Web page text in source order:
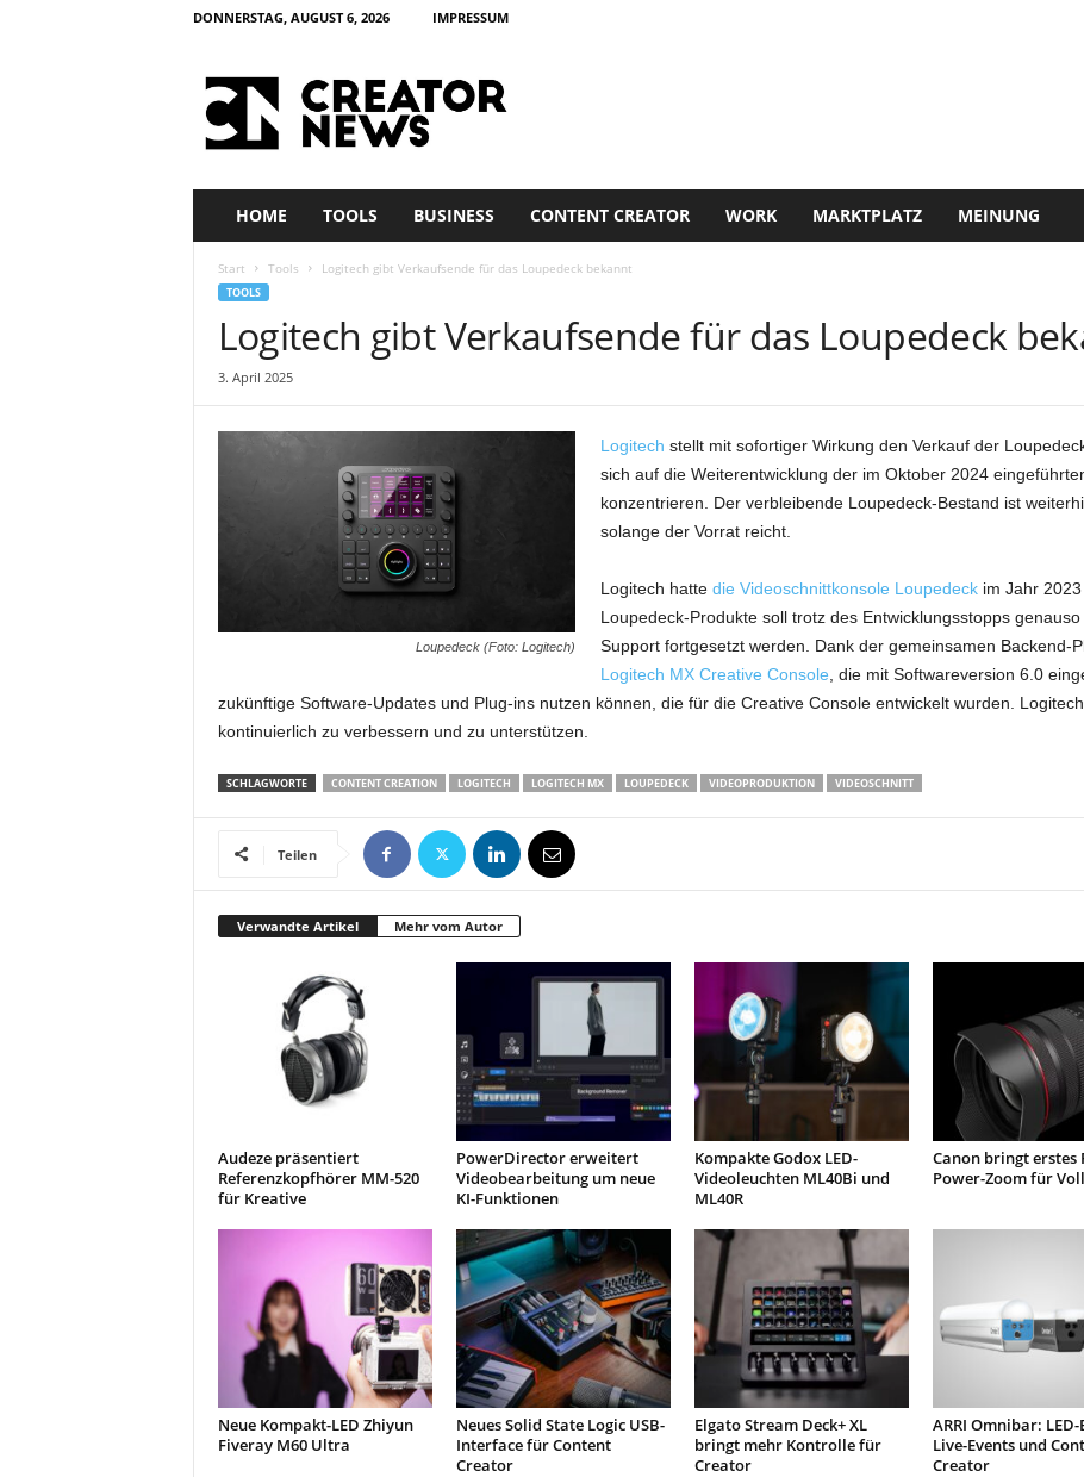
DONNERSTAG, AUGUST 6, 2026 IMPRESSUM
HOME TOOLS BUSINESS CONTENT CREATOR WORK MARKTPLATZ MEINUNG
Start Tools Logitech gibt Verkaufsende für das Loupedeck bekannt
TOOLS
Logitech gibt Verkaufsende für das Loupedeck
3. April 2025
Loupedeck (Foto: Logitech)
Logitech stellt mit sofortiger Wirkung den Verkauf der
sich auf die Weiterentwicklung der im Oktober 2024
konzentrieren. Der verbleibende Loupedeck-Bestand ist
solange der Vorrat reicht.
Logitech hatte die Videoschnittkonsole Loupedeckim Jahr 2023
Loupedeck-Produkte soll trotz des Entwicklungsstopps
Support fortgesetzt werden. Dank der gemeinsamen Backend-
Logitech MX Creative Console , die mit Softwareversion 6.0
zukünftige Software-Updates und Plug-ins nutzen können, die für die Creative Console entwickelt wurden.
kontinuierlich zu verbessern und zu unterstützen.
SCHLAGWORTE CONTENT CREATION LOGITECH LOGITECH MX LOUPEDECK VIDEOPRODUKTION VIDEOSCHNITT
Teilen
Verwandte Artikel Mehr vom Autor
Audeze präsentiert
Referenzkopfhörer MM-520
für Kreative
PowerDirector erweitert
Videobearbeitung um neue
KI-Funktionen
Kompakte Godox LED-
Videoleuchten ML40Bi und
ML40R
Canon bringt erstes
Power-Zoom für
Neue Kompakt-LED Zhiyun
Fiveray M60 Ultra
Neues Solid State Logic USB-
Interface für Content
Creator
Elgato Stream Deck+ XL
bringt mehr Kontrolle für
Creator
ARRI Omnibar:
Live-Events und
Creator